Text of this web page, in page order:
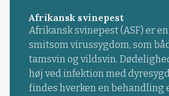
Afrikansk svinepest
Afrikansk svinepest (ASF) er
smitsom virussygdom, som
tamsvin og vildsvin.
høj ved infektion med
findes hverken en behandling